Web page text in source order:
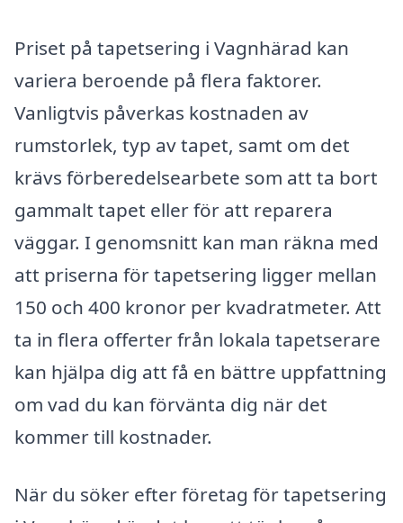
Priset på tapetsering i Vagnhärad kan
variera beroende på flera faktorer.
Vanligtvis påverkas kostnaden av
rumstorlek, typ av tapet, samt om det
krävs förberedelsearbete som att ta bort
gammalt tapet eller för att reparera
väggar. I genomsnitt kan man räkna med
att priserna för tapetsering ligger mellan
150 och 400 kronor per kvadratmeter. Att
ta in flera offerter från lokala tapetserare
kan hjälpa dig att få en bättre uppfattning
om vad du kan förvänta dig när det
kommer till kostnader.
När du söker efter företag för tapetsering